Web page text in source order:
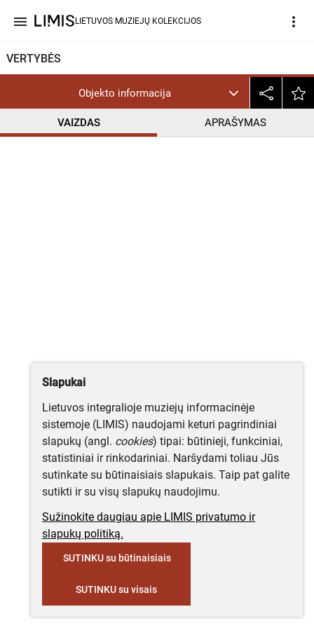
menu LIETUVOS MUZIEJŲ KOLEKCIJOS more_vert
VERTYBĖS
Objekto informacija
VAIZDAS APRAŠYMAS
CC BY-NC-ND
Slapukai
Lietuvos integralioje muziejų informacinėje
sistemoje (LIMIS) naudojami keturi pagrindiniai
slapukų (angl. cookies) tipai: būtinieji, funkciniai,
statistiniai ir rinkodariniai. Naršydami toliau Jūs
sutinkate su būtinaisiais slapukais. Taip pat galite
sutikti ir su visų slapukų naudojimu.
Sužinokite daugiau apie LIMIS privatumo ir
slapukų politiką.
SUTINKU su būtinaisiais
SUTINKU su visais